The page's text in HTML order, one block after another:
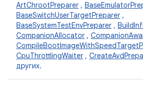
ArtChrootPreparer ,
BaseSwitchUserTargetPreparer ,
BaseSystemTestEnvPreparer ,
CompanionAllocator ,
CpuThrottlingWaiter ,
других.